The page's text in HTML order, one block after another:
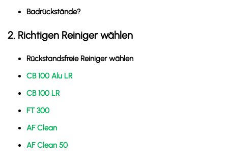
Badrückstände?
2. Richtigen Reiniger wählen
Rückstandsfreie Reiniger wählen
CB 100 Alu LR
CB 100 LR
FT 300
AF Clean
AF Clean 50